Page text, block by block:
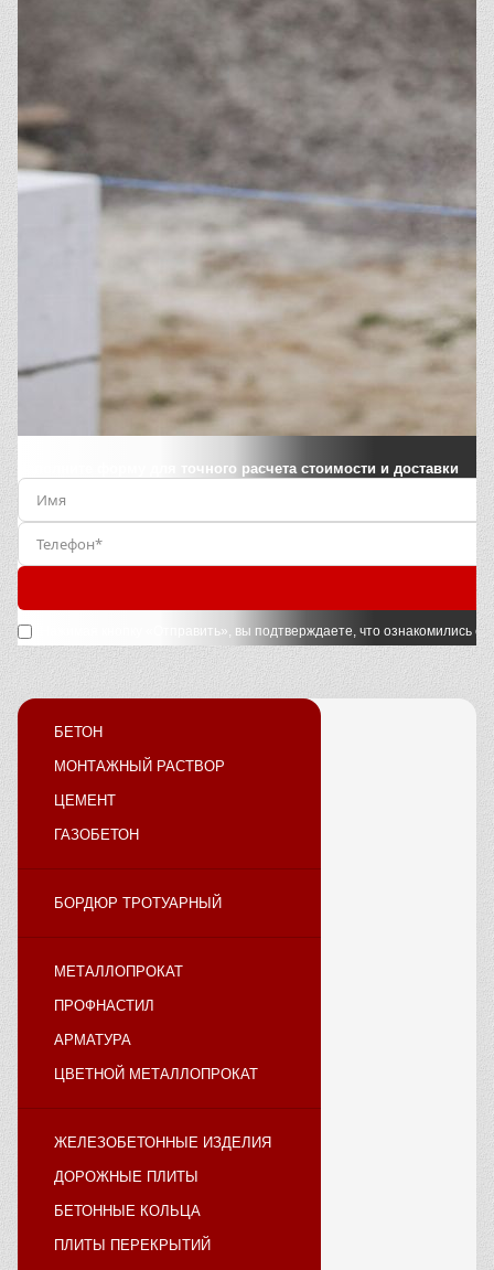
Заполните форму для точного расчета стоимости и доставки
Нажимая кнопку «Отправить», вы подтверждаете, что ознакомились с
БЕТОН
МОНТАЖНЫЙ РАСТВОР
ЦЕМЕНТ
ГАЗОБЕТОН
БОРДЮР ТРОТУАРНЫЙ
МЕТАЛЛОПРОКАТ
ПРОФНАСТИЛ
АРМАТУРА
ЦВЕТНОЙ МЕТАЛЛОПРОКАТ
ЖЕЛЕЗОБЕТОННЫЕ ИЗДЕЛИЯ
ДОРОЖНЫЕ ПЛИТЫ
БЕТОННЫЕ КОЛЬЦА
ПЛИТЫ ПЕРЕКРЫТИЙ